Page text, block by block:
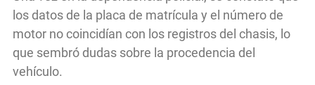
los datos de la placa de matrícula y el número de
motor no coincidían con los registros del chasis, lo
que sembró dudas sobre la procedencia del
vehículo.